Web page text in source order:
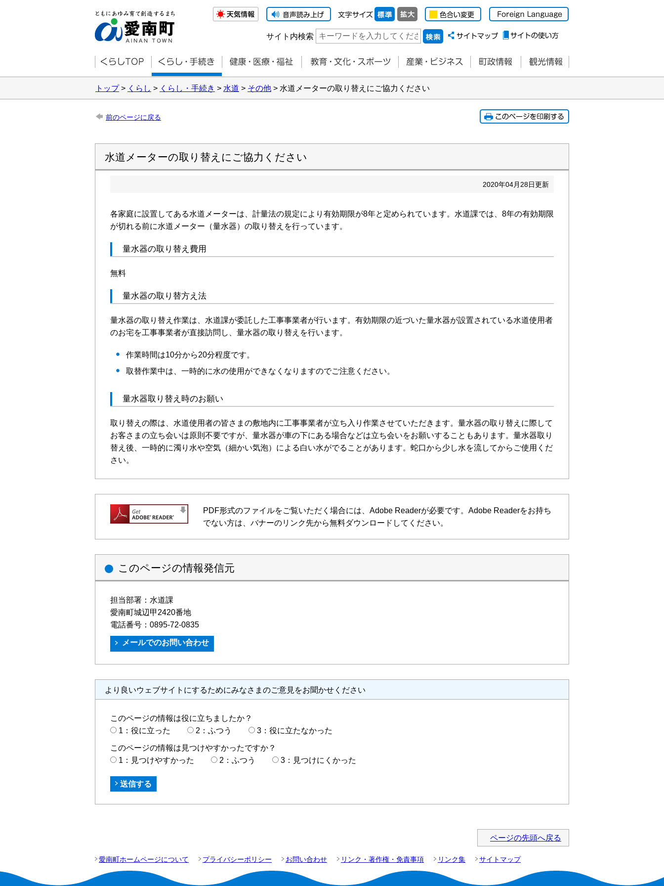
サイト内検索
トップ> くらし > くらし・手続き > 水道 > その他 > 水道メーターの取り替えにご協力ください
前のページに戻る
水道メーターの取り替えにご協力ください
2020年04月 28日更新
各家庭に設置してある水道メーターは、計量法の規定により有効期限が8年と定められています。水道課では、8年の有効期限
が切れる前に水道メーター（量水器）の取り替えを行っています。
量水器の取り替え費用
無料
量水器の取り替方え法
量水器の取り替え作業は、水道課が委託した工事事業者が行います。有効期限の近づいた量水器が設置されている水道使用者
のお宅を工事事業者が直接訪問し、量水器の取り替えを行います。
作業時間は10分から20分程度です。
取替作業中は、一時的に水の使用ができなくなりますのでご注意ください。
量水器取り替え時のお願い
取り替えの際は、水道使用者の皆さまの敷地内に工事事業者が立ち入り作業させていただきます。量水器の取り替えに際して
お客さまの立ち会いは原則不要ですが、量水器が車の下にある場合などは立ち会いをお願いすることもあります。量水器取り
替え後、一時的に濁り水や空気（細かい気泡）による白い水がでることがあります。蛇口から少し水を流してからご使用くだ
さい。
PDF形式のファイルをご覧いただく場合には、Adobe Readerが必要です。Adobe Readerをお持ち
でない方は、バナーのリンク先から無料ダウンロードしてください。
このページの情報発信元
担当部署： 水道課
愛南町城辺甲2420番地
電話番号： 0895-72-0835
より良いウェブサイトにするためにみなさまのご意見をお聞かせください
このページの情報は役に立ちましたか？
1：役に立った
2：ふつう 3：役に立たなかった
このページの情報は見つけやすかったですか？
1：見つけやすかった
2：ふつう 3：見つけにくかった
ページの先頭へ戻る
愛南町ホームページについて プライバシーポリシー お問い合わせ リンク・著作権・免責事項 リンク集 サイトマップ